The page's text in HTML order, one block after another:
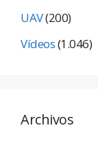
UAV(200)
Vídeos(1.046)
Archivos